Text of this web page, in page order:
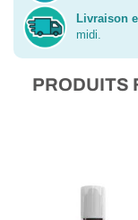
Livraison
midi.
PRODUITS